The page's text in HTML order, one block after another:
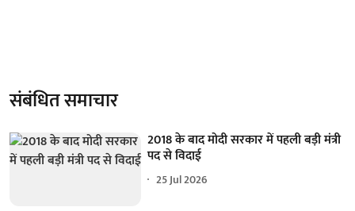
संबंधित समाचार
2018 के बाद मोदी सरकार में पहली बड़ी मंत्री
पद से विदाई
25 Jul 2026